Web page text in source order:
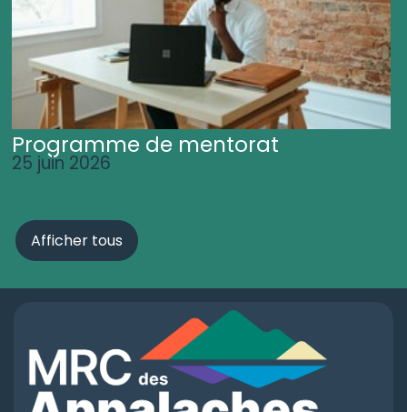
Programme de mentorat
25 juin 2026
Afficher tous